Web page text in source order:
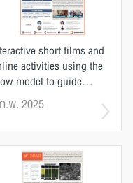
short films and
activities using the
model to guide...
.พ. 2025